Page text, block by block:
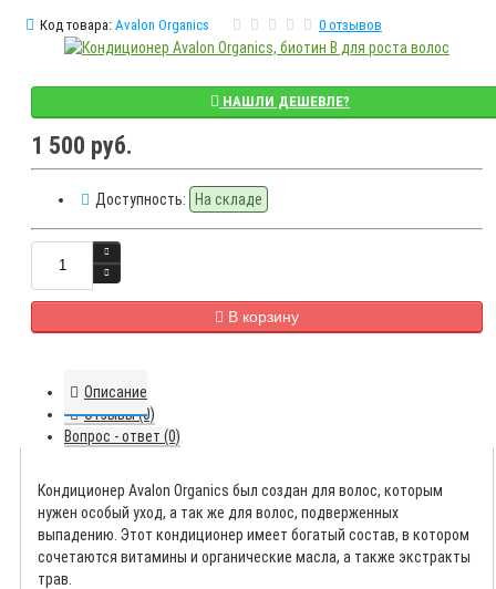
Код товара: Avalon Organics 0 отзывов
НАШЛИ ДЕШЕВЛЕ?
1 500 руб.
Доступность: На складе
В корзину
Описание
Отзывы (0)
Вопрос - ответ (0)
Кондиционер Avalon Organics был создан для волос, которым
нужен особый уход, а так же для волос, подверженных
выпадению. Этот кондиционер имеет богатый состав, в котором
сочетаются витамины и органические масла, а также экстракты
трав.